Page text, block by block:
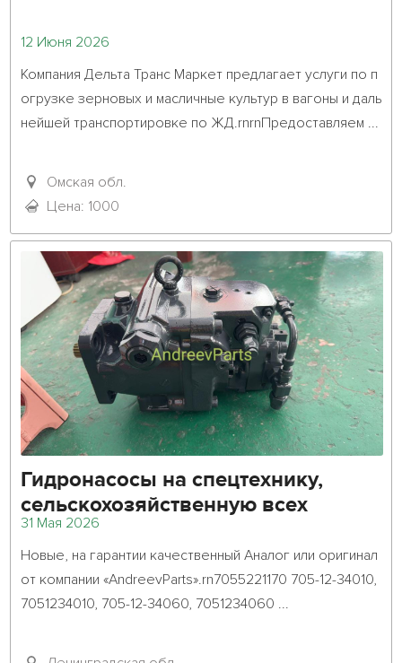
12 Июня 2026
Компания Дельта Транс Маркет предлагает услуги по п
огрузке зерновых и масличные культур в вагоны и даль
нейшей транспортировке по ЖД.rnrnПредоставляем ...
Омская обл.
Цена: 1000
Гидронасосы на спецтехнику,
сельскохозяйственную всех
производителей.
31 Мая 2026
Новые, на гарантии качественный Аналог или оригинал
от компании «AndreevParts».rn7055221170 705-12-34010,
7051234010, 705-12-34060, 7051234060 ...